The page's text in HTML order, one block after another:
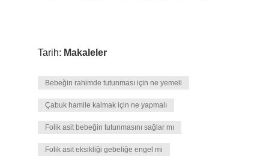
Tarih: Makaleler
Bebeğin rahimde tutunması için ne yemeli
Çabuk hamile kalmak için ne yapmalı
Folik asit bebeğin tutunmasını sağlar mı
Folik asit eksikliği gebeliğe engel mi